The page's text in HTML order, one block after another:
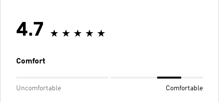
4.7
Comfort
Uncomfortable Comfortable